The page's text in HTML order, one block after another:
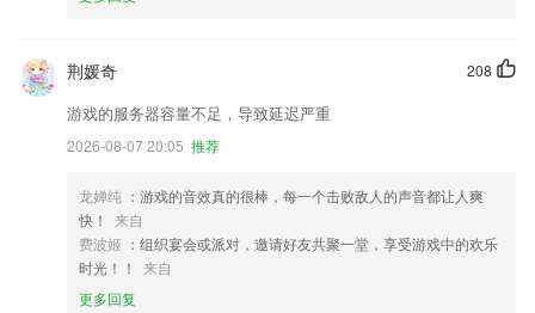
208
荆媛奇
游戏的服务器容量不足，导致延迟严重
2026-08-07 20:05 推荐
龙婵纯 ：游戏的音效真的很棒，每一个击败敌人的声音都让人爽
快！
来自
费波姬 ：组织宴会或派对，邀请好友共聚一堂，享受游戏中的欢乐
时光！！
来自
更多回复